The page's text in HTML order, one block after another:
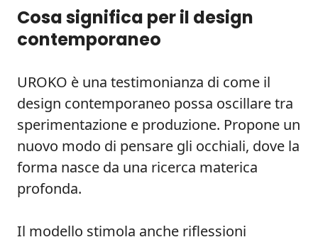
Cosa significa per il design
contemporaneo
UROKO è una testimonianza di come il
design contemporaneo possa oscillare tra
sperimentazione e produzione. Propone un
nuovo modo di pensare gli occhiali, dove la
forma nasce da una ricerca materica
profonda.
Il modello stimola anche riflessioni